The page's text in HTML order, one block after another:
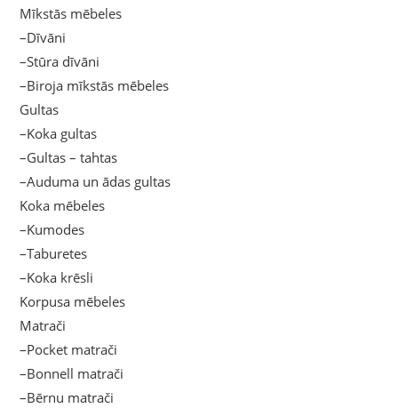
Mīkstās mēbeles
–Dīvāni
–Stūra dīvāni
–Biroja mīkstās mēbeles
Gultas
–Koka gultas
–Gultas – tahtas
–Auduma un ādas gultas
Koka mēbeles
–Kumodes
–Taburetes
–Koka krēsli
Korpusa mēbeles
Matrači
–Pocket matrači
–Bonnell matrači
–Bērnu matrači